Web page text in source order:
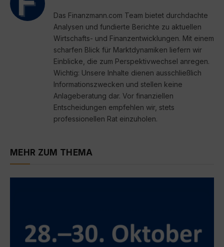
Das Finanzmann.com Team bietet durchdachte
Analysen und fundierte Berichte zu aktuellen
Wirtschafts- und Finanzentwicklungen. Mit einem
scharfen Blick für Marktdynamiken liefern wir
Einblicke, die zum Perspektivwechsel anregen.
Wichtig: Unsere Inhalte dienen ausschließlich
Informationszwecken und stellen keine
Anlageberatung dar. Vor finanziellen
Entscheidungen empfehlen wir, stets
professionellen Rat einzuholen.
MEHR ZUM THEMA